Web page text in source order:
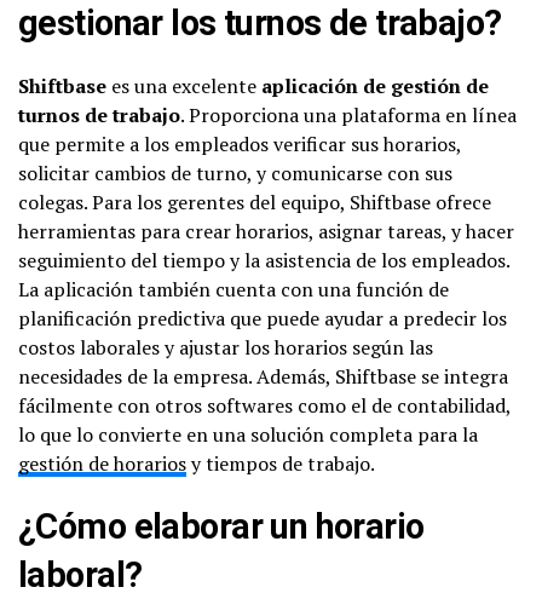
gestionar los turnos de trabajo?
Shiftbase es una excelente aplicación de gestión de
turnos de trabajo. Proporciona una plataforma en línea
que permite a los empleados verificar sus horarios,
solicitar cambios de turno, y comunicarse con sus
colegas. Para los gerentes del equipo, Shiftbase ofrece
herramientas para crear horarios, asignar tareas, y hacer
seguimiento del tiempo y la asistencia de los empleados.
La aplicación también cuenta con una función de
planificación predictiva que puede ayudar a predecir los
costos laborales y ajustar los horarios según las
necesidades de la empresa. Además, Shiftbase se integra
fácilmente con otros softwares como el de contabilidad,
lo que lo convierte en una solución completa para la
gestión de horariosy tiempos de trabajo.
¿Cómo elaborar un horario
laboral?